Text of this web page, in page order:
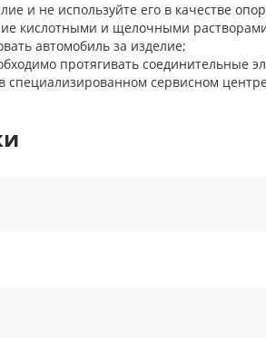
и не используйте его в качестве
кислотными и щелочными
автомобиль за изделие;
протягивать соединительные
специализированном сервисном